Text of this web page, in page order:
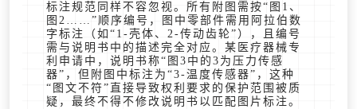
标注规范同样不容忽视。所有附图需按“图1、
图2……”顺序编号，图中零部件需用阿拉伯数
字标注（如“1-壳体、2-传动齿轮”），且编号
需与说明书中的描述完全对应。某医疗器械专
利申请中，说明书称“图3中的3为压力传感
器”，但附图中标注为“3-温度传感器”，这种
“图文不符”直接导致权利要求的保护范围被质
疑，最终不得不修改说明书以匹配图片标注。